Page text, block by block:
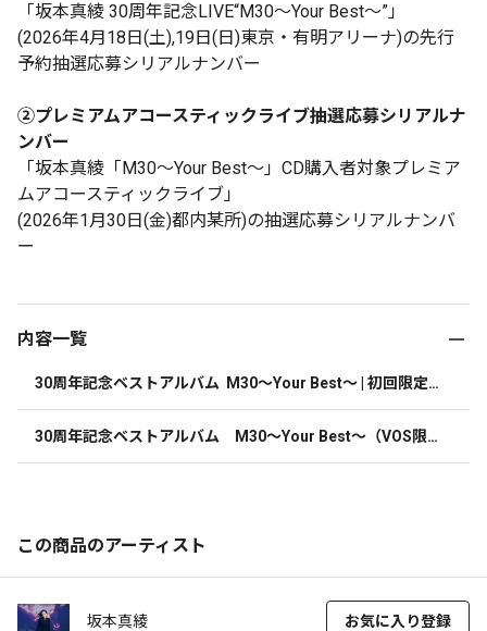
「坂本真綾 30周年記念LIVE“M30～Your Best～”」
(2026年4月18日(土),19日(日)東京・有明アリーナ)の先行
予約抽選応募シリアルナンバー
②プレミアムアコースティックライブ抽選応募シリアルナ
ンバー
「坂本真綾「M30～Your Best～」CD購入者対象プレミア
ムアコースティックライブ」
(2026年1月30日(金)都内某所)の抽選応募シリアルナンバ
ー
内容一覧
30周年記念ベストアルバム  M30～Your Best～ | 初回限定
30周年記念ベストアルバム　M30～Your Best～（VOS限
この商品のアーティスト
坂本真綾 お気に入り登録